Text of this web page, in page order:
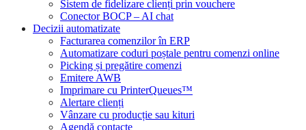
Sistem de fidelizare clienți prin vouchere
Conector BOCP – AI chat
Decizii automatizate
Facturarea comenzilor în ERP
Automatizare coduri poștale pentru comenzi online
Picking și pregătire comenzi
Emitere AWB
Imprimare cu PrinterQueues™
Alertare clienți
Vânzare cu producție sau kituri
Agendă contacte